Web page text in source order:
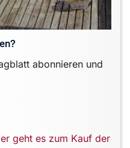
abonnieren und
geht es zum Kauf der